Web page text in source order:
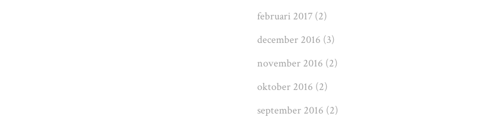
februari 2017 (2)
december 2016 (3)
november 2016 (2)
oktober 2016 (2)
september 2016 (2)